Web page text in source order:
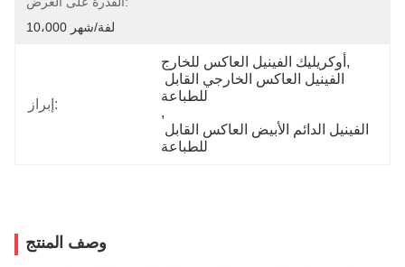
10،000 لفة/شهر
إبراز:
أوكريليك الفينيل العاكس للخارج ,
للطباعة
,
للطباعة
وصف المنتج